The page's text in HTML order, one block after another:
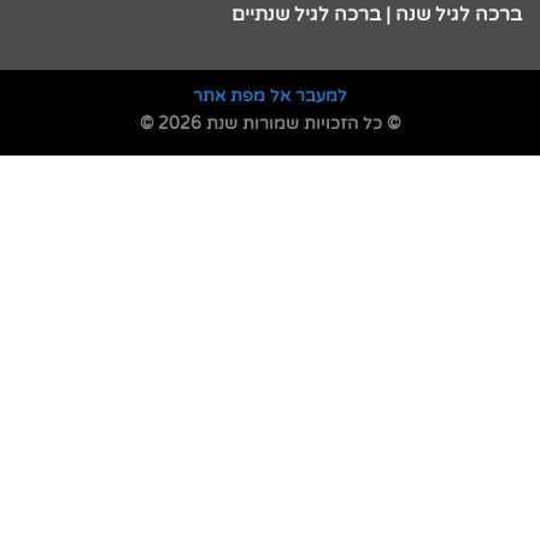
ברכה לגיל שנה | ברכה לגיל שנתיים
למעבר אל מפת אתר
© כל הזכויות שמורות שנת 2026 ©